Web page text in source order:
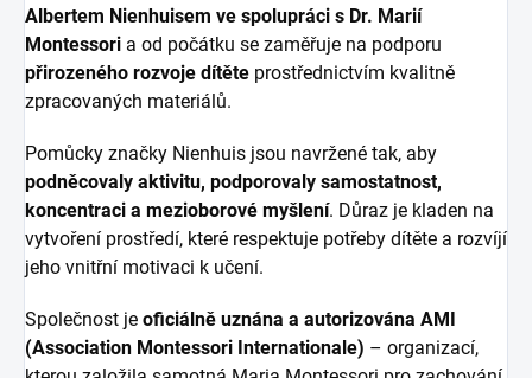
Albertem Nienhuisem ve spolupráci s Dr. Marií
Montessori a od počátku se zaměřuje na podporu
přirozeného rozvoje dítěte prostřednictvím kvalitně
zpracovaných materiálů.
Pomůcky značky Nienhuis jsou navržené tak, aby
podněcovaly aktivitu, podporovaly samostatnost,
koncentraci a mezioborové myšlení. Důraz je kladen na
vytvoření prostředí, které respektuje potřeby dítěte a rozvíjí
jeho vnitřní motivaci k učení.
Společnost je oficiálně uznána a autorizována AMI
(Association Montessori Internationale) – organizací,